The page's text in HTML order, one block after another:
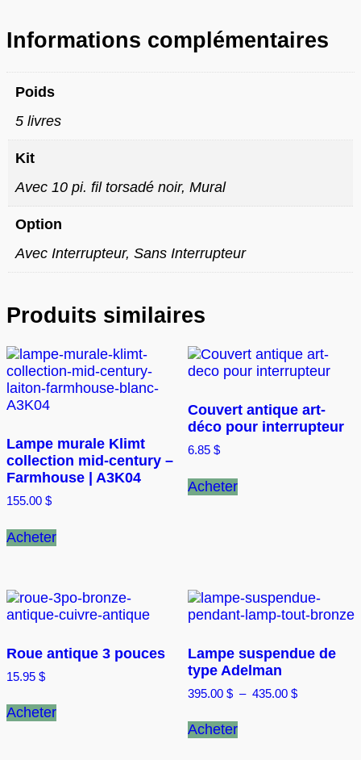
Informations complémentaires
Poids
5 livres
Kit
Avec 10 pi. fil torsadé noir, Mural
Option
Avec Interrupteur, Sans Interrupteur
Produits similaires
Lampe murale Klimt
collection mid-century –
Farmhouse | A3K04
155.00 $
Acheter
Couvert antique art-
déco pour interrupteur
6.85 $
Acheterproduit
être
choisies
la
page
du
Roue antique 3 pouces
15.95 $
Acheterproduit
Lampe suspendue de
type Adelman
395.00 $ – 435.00 $Plage
Acheterproduit